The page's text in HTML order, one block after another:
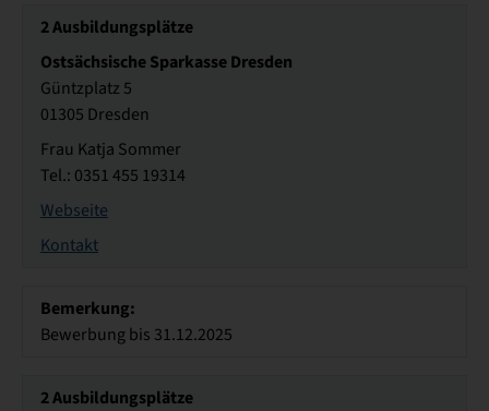
2Ausbildungsplätze
Ostsächsische Sparkasse Dresden
Güntzplatz 5
01305 Dresden
Frau Katja Sommer
Tel.: 0351 455 19314
Webseite
Kontakt
Bemerkung:
Bewerbung bis 31.12.2025
2Ausbildungsplätze